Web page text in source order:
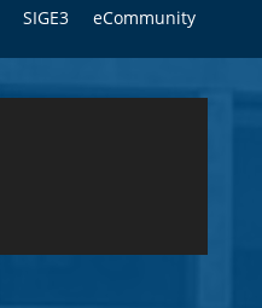
SIGE3 eCommunity